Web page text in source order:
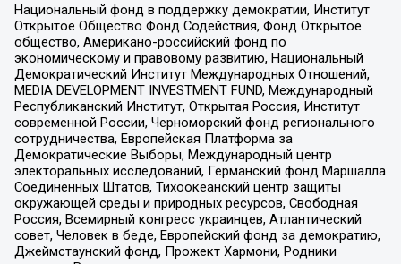
Национальный фонд в поддержку демократии, Институт
Открытое Общество Фонд Содействия, Фонд Открытое
общество, Американо-российский фонд по
экономическому и правовому развитию, Национальный
Демократический Институт Международных Отношений,
MEDIA DEVELOPMENT INVESTMENT FUND, Международный
Республиканский Институт, Открытая Россия, Институт
современной России, Черноморский фонд регионального
сотрудничества, Европейская Платформа за
Демократические Выборы, Международный центр
электоральных исследований, Германский фонд Маршалла
Соединенных Штатов, Тихоокеанский центр защиты
окружающей среды и природных ресурсов, Свободная
Россия, Всемирный конгресс украинцев, Атлантический
совет, Человек в беде, Европейский фонд за демократию,
Джеймстаунский фонд, Прожект Хармони, Родники